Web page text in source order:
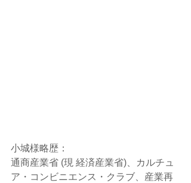
小城様略歴：
通商産業省 (現 経済産業省)、カルチュ
ア・コンビニエンス・クラブ、産業再